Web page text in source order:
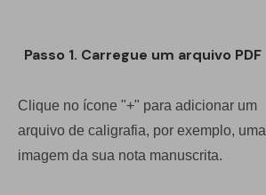
Passo 1. Carregue um arquivo PDF
Clique no ícone "+" para adicionar um
arquivo de caligrafia, por exemplo, uma
imagem da sua nota manuscrita.